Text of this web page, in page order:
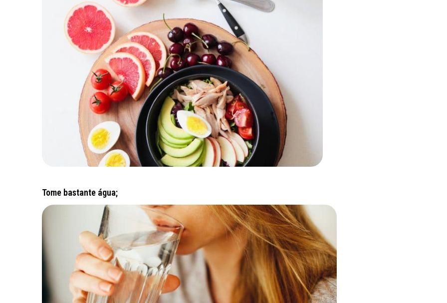
Tome bastante água;